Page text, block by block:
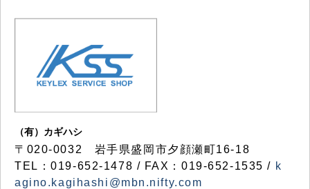
（有）カギハシ
〒020-0032 岩手県盛岡市夕顔瀬町16-18
TEL：019-652-1478 / FAX：019-652-1535 / k
agino.kagihashi@mbn.nifty.com